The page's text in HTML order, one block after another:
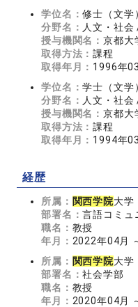
学位名：修士（文学
分野名： 人文・社
授与機関名：京都大
取得方法：課程
取得年月： 1996年
学位名：学士（文学
分野名： 人文・社
授与機関名：京都大
取得方法：課程
取得年月： 1994年
経歴
所属： 関西学院大学
部署名：言語コミュ
職名： 教授
年月： 2022年04月
所属： 関西学院大学
部署名：社会学部
職名： 教授
年月： 2020年04月